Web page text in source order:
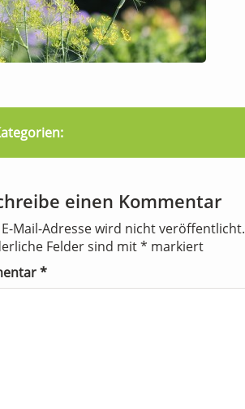
einen Kommentar
Mail-Adresse wird nicht veröffentlicht.
Felder sind mit* markiert
*